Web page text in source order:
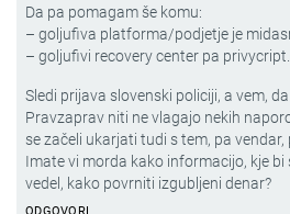
Da pa pomagam še komu:
– goljufiva platforma/podjetje je
– goljufivi recovery center pa
Sledi prijava slovenski policiji, a vem,
Pravzaprav niti ne vlagajo nekih
se začeli ukarjati tudi s tem, pa vendar,
Imate vi morda kako informacijo, kje bi
vedel, kako povrniti izgubljeni denar?